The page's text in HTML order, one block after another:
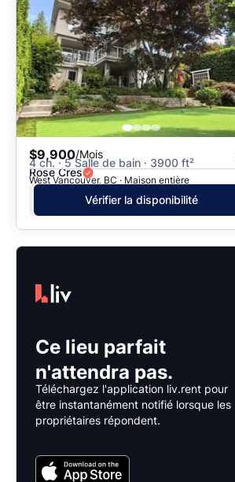
$9,900/Mois
4 ch. · 5 Salle de bain · 3900 ft²
Rose Cres
West Vancouver, BC · Maison entière
Vérifier la disponibilité
Ce lieu parfait
n'attendra pas.
Téléchargez l'application liv.rent pour
être instantanément notifié lorsque les
propriétaires répondent.